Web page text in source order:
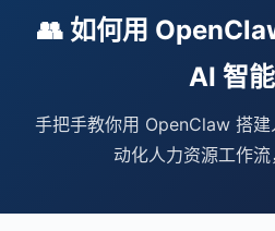
👥 如何用
AI 智
手把手教你用 OpenClaw 搭
动化人力资源工作流